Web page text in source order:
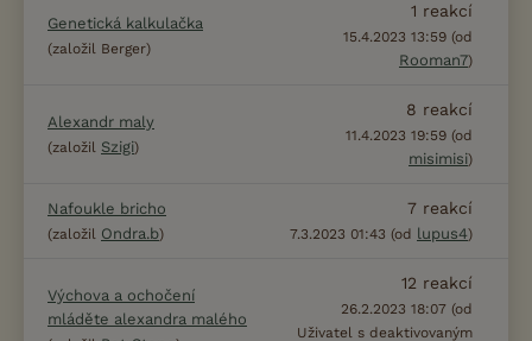
Genetická kalkulačka
(založil Berger)
1 reakcí
15.4.2023 13:59 (od
Rooman7)
Alexandr maly
(založil Szigi)
8 reakcí
11.4.2023 19:59 (od
misimisi)
Nafoukle bricho
(založil Ondra.b)
7 reakcí
7.3.2023 01:43 (od lupus4)
Výchova a ochočení
mláděte alexandra malého
12 reakcí
26.2.2023 18:07 (od
Uživatel s deaktivovaným